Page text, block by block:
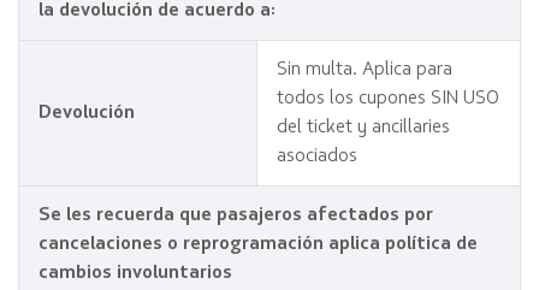
la devolución de acuerdo a:
Devolución
Sin multa. Aplica para
todos los cupones SIN USO
del ticket y ancillaries
asociados
Se les recuerda que pasajeros afectados por
cancelaciones o reprogramación aplica política de
cambios involuntarios